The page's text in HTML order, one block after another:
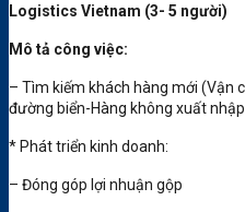
Logistics Vietnam (3- 5 người)
Mô tả công việc:
– Tìm kiếm khách hàng mới (Vận
đường biển-Hàng không xuất nhập
* Phát triển kinh doanh:
– Đóng góp lợi nhuận gộp